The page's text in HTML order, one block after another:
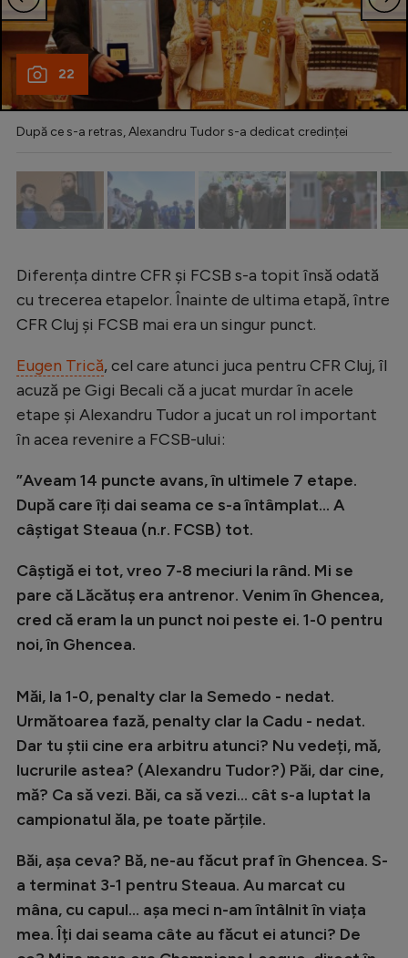
Intră în cont
Creează cont
22
După ce s-a retras, Alexandru Tudor s-a dedicat credinței
Diferența dintre CFR și FCSB s-a topit însă odată
cu trecerea etapelor. Înainte de ultima etapă, între
CFR Cluj și FCSB mai era un singur punct.
Eugen Trică, cel care atunci juca pentru CFR Cluj, îl
acuză pe Gigi Becali că a jucat murdar în acele
etape și Alexandru Tudor a jucat un rol important
în acea revenire a FCSB-ului:
”Aveam 14 puncte avans, în ultimele 7 etape.
După care îți dai seama ce s-a întâmplat... A
câștigat Steaua (n.r. FCSB) tot.
Câștigă ei tot, vreo 7-8 meciuri la rând. Mi se
pare că Lăcătuș era antrenor. Venim în Ghencea,
cred că eram la un punct noi peste ei. 1-0 pentru
noi, în Ghencea.
Măi, la 1-0, penalty clar la Semedo - nedat.
Următoarea fază, penalty clar la Cadu - nedat.
Dar tu știi cine era arbitru atunci? Nu vedeți, mă,
lucrurile astea? (Alexandru Tudor?) Păi, dar cine,
mă? Ca să vezi. Băi, ca să vezi... cât s-a luptat la
campionatul ăla, pe toate părțile.
Băi, așa ceva? Bă, ne-au făcut praf în Ghencea. S-
a terminat 3-1 pentru Steaua. Au marcat cu
mâna, cu capul... așa meci n-am întâlnit în viața
mea. Îți dai seama câte au făcut ei atunci? De